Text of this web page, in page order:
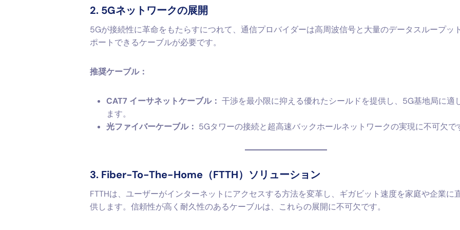
2. 5Gネットワークの展開
5Gが接続性に革命をもたらすにつれて、通信プロバイダーは高周波信号と大量のデータスループッ
ポートできるケーブルが必要です。
推奨ケーブル：
CAT7 イーサネットケーブル： 干渉を最小限に抑える優れたシールドを提供し、5G基地局に適
ます。
光ファイバーケーブル： 5Gタワーの接続と超高速バックホールネットワークの実現に不可欠で
3. Fiber-To-The-Home（FTTH）ソリューション
FTTHは、ユーザーがインターネットにアクセスする方法を変革し、ギガビット速度を家庭や企業に
供します。信頼性が高く耐久性のあるケーブルは、これらの展開に不可欠です。